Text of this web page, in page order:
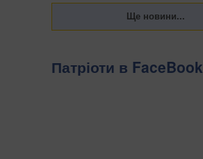
Патріоти в FaceBook